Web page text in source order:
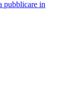
pubblicare in